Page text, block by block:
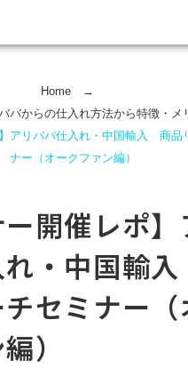
Home→
バからの仕入れ方法から特徴・メ
アリババ仕入れ・中国輸入 商品
ナー（オークファン編）
ー開催レポ】
れ・中国輸
セミナー（
）